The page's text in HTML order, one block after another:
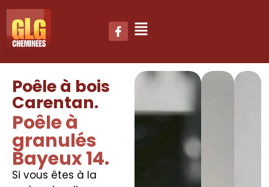
Poêle à bois
Carentan.
Poêle à
granulés
Bayeux 14.
Si vous êtes à la